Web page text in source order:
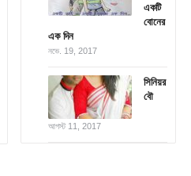
একটি
বোনের
এক দিন
নভে. 19, 2017
সিনিয়র
বৌ
আগস্ট 11, 2017